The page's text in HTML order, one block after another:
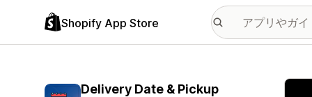
Shopify App Store
Delivery Date & Pickup
特集